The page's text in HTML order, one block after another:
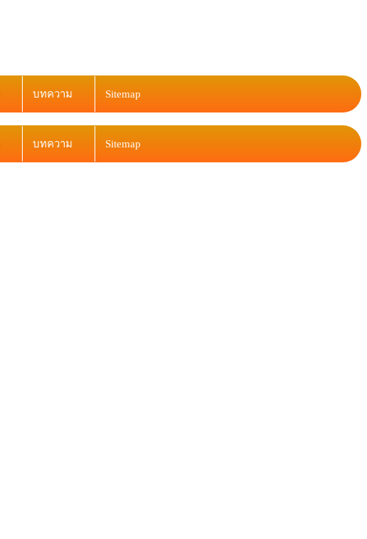
บทความ Sitemap
บทความ Sitemap